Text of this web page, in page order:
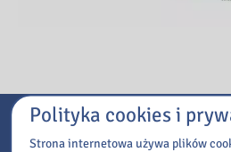
E-usługi
Polityka cookies i
Strona internetowa używa plików